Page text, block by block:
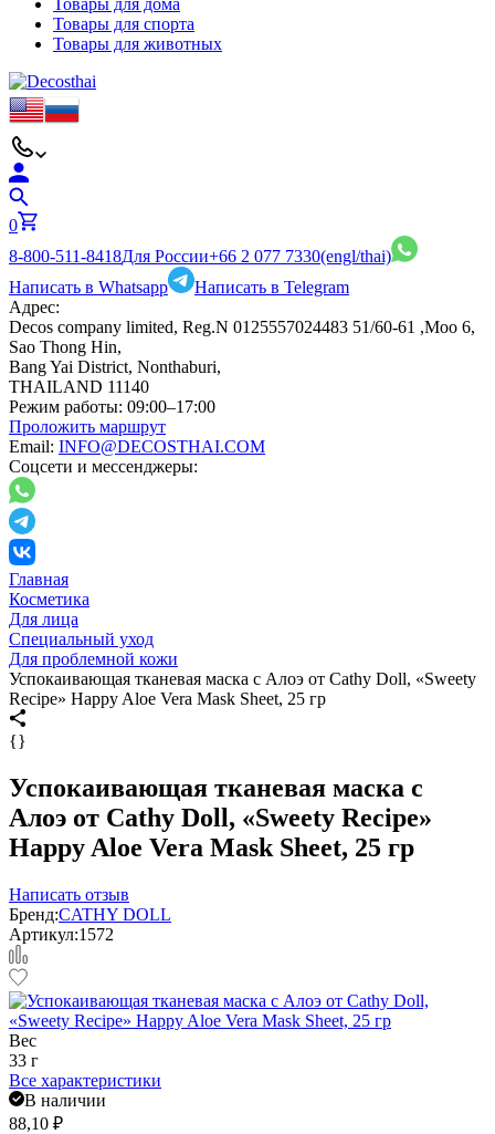
Товары для дома
Товары для спорта
Товары для животных
0
8-800-511-8418Для России+66 2 077 7330(engl/thai)
Написать в Whatsapp
Написать в Telegram
Адрес:
Decos company limited, Reg.N 0125557024483 51/60-61 ,Moo 6,
Sao Thong Hin,
Bang Yai District, Nonthaburi,
THAILAND 11140
Режим работы: 09:00–17:00
Проложить маршрут
Email: INFO@DECOSTHAI.COM
Соцсети и мессенджеры:
Главная
Косметика
Для лица
Специальный уход
Для проблемной кожи
Успокаивающая тканевая маска с Алоэ от Cathy Doll, «Sweety
Recipe» Happy Aloe Vera Mask Sheet, 25 гр
{}
Успокаивающая тканевая маска с
Алоэ от Cathy Doll, «Sweety Recipe»
Happy Aloe Vera Mask Sheet, 25 гр
Написать отзыв
Бренд:CATHY DOLL
Артикул:1572
Вес
33 г
Все характеристики
В наличии
88,10 ₽